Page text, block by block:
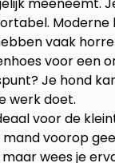
meeneemt.
Moderne
vaak
voor een
Je hond
werk doet.
voor de
mand voorop
wees je